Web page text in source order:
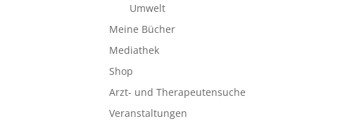
Umwelt
Meine Bücher
Mediathek
Shop
Arzt- und Therapeutensuche
Veranstaltungen